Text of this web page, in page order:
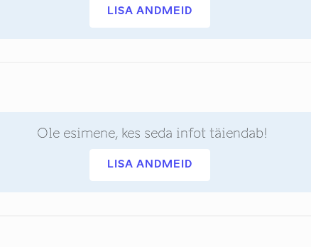
LISA ANDMEID
Ole esimene, kes seda infot täiendab!
LISA ANDMEID